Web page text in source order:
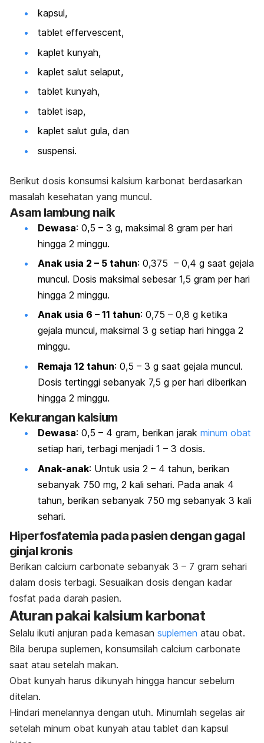
kapsul,
tablet effervescent,
kaplet kunyah,
kaplet salut selaput,
tablet kunyah,
tablet isap,
kaplet salut gula, dan
suspensi.
Berikut dosis konsumsi kalsium karbonat berdasarkan
masalah kesehatan yang muncul.
Asam lambung naik
Dewasa: 0,5 – 3 g, maksimal 8 gram per hari
hingga 2 minggu.
Anak usia 2 – 5 tahun: 0,375 – 0,4 g saat gejala
muncul. Dosis maksimal sebesar 1,5 gram per hari
hingga 2 minggu.
Anak usia 6 – 11 tahun: 0,75 – 0,8 g ketika
gejala muncul, maksimal 3 g setiap hari hingga 2
minggu.
Remaja 12 tahun: 0,5 – 3 g saat gejala muncul.
Dosis tertinggi sebanyak 7,5 g per hari diberikan
hingga 2 minggu.
Kekurangan kalsium
Dewasa: 0,5 – 4 gram, berikan jarak minum obat
setiap hari, terbagi menjadi 1 – 3 dosis.
Anak-anak: Untuk usia 2 – 4 tahun, berikan
sebanyak 750 mg, 2 kali sehari. Pada anak 4
tahun, berikan sebanyak 750 mg sebanyak 3 kali
sehari.
Hiperfosfatemia pada pasien dengan gagal
ginjal kronis
Berikan calcium carbonate sebanyak 3 – 7 gram sehari
dalam dosis terbagi. Sesuaikan dosis dengan kadar
fosfat pada darah pasien.
Aturan pakai kalsium karbonat
Selalu ikuti anjuran pada kemasan suplemen atau obat.
Bila berupa suplemen, konsumsilah calcium carbonate
saat atau setelah makan.
Obat kunyah harus dikunyah hingga hancur sebelum
ditelan.
Hindari menelannya dengan utuh. Minumlah segelas air
setelah minum obat kunyah atau tablet dan kapsul